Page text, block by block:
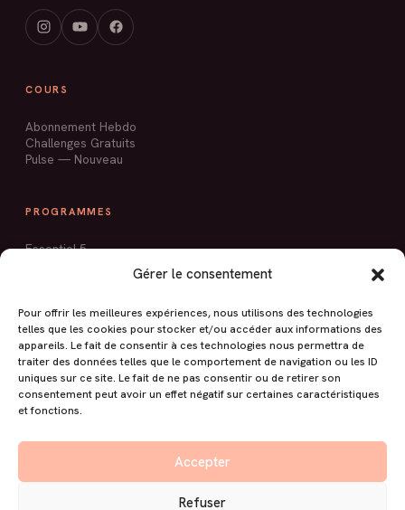
Gérer le consentement
Pour offrir les meilleures expériences, nous utilisons des technologies
telles que les cookies pour stocker et/ou accéder aux informations des
appareils. Le fait de consentir à ces technologies nous permettra de
traiter des données telles que le comportement de navigation ou les ID
uniques sur ce site. Le fait de ne pas consentir ou de retirer son
consentement peut avoir un effet négatif sur certaines caractéristiques
et fonctions.
Accepter
Refuser
COURS
Abonnement Hebdo
Challenges Gratuits
Pulse — Nouveau
PROGRAMMES
Essentiel 5
Stop Mal de Dos
Silhouette Tonique
À PROPOS
Livre Pilates au Mur